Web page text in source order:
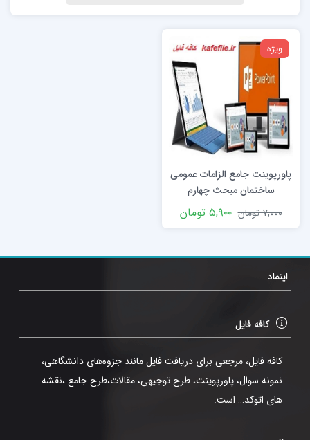
ویژه
پاورپوینت جامع الزامات عمومی
ساختمان مبحث چهارم
۷,۰۰۰تومان ۵,۹۰۰ تومان
اینماد
کافه فایل
کافه فایل، مرجعی برای دریافت فایل مانند جزوه‌های دانشگاهی،
نمونه سوال، پاورپوینت، طرح توجیهی، مقالات،طرح جامع ،نقشه
های اتوکد… است.